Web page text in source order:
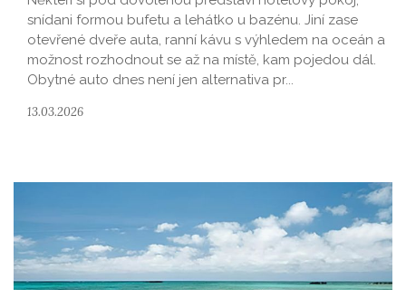
snídani formou bufetu a lehátko u bazénu. Jiní zase
otevřené dveře auta, ranní kávu s výhledem na oceán a
možnost rozhodnout se až na místě, kam pojedou dál.
Obytné auto dnes není jen alternativa pr...
13.03.2026